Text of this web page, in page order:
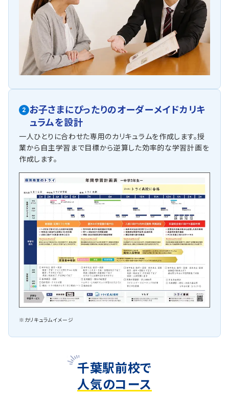
2 お子さまにぴったりのオーダーメイドカリキ
ュラムを設計
一人ひとりに合わせた専用のカリキュラムを作成します。授
業から自主学習まで目標から逆算した効率的な学習計画を
作成します。
※カリキュラムイメージ
千葉駅前校で
人気のコース